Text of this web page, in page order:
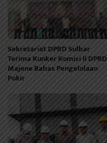
Sekretariat DPRD Sulbar
Terima Kunker Komisi II DPRD
Majene Bahas Pengelolaan
Pokir